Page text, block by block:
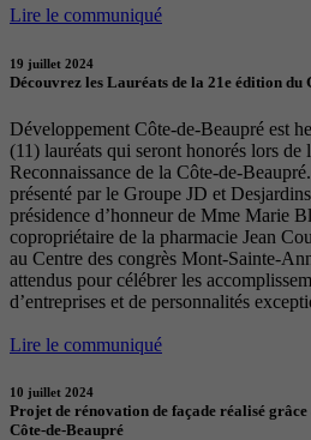
Lire le communiqué
19 juillet 2024
Découvrez les Lauréats de la 21e édition du
Développement Côte-de-Beaupré est
(11) lauréats qui seront honorés lors de
Reconnaissance de la Côte-de-
présenté par le Groupe JD et
présidence d’honneur de Mme Marie
copropriétaire de la pharmacie Jean
au Centre des congrès Mont-Sainte-
attendus pour célébrer les
d’entreprises et de personnalités
Lire le communiqué
10 juillet 2024
Projet de rénovation de façade réalisé grâce
Côte-de-Beaupré